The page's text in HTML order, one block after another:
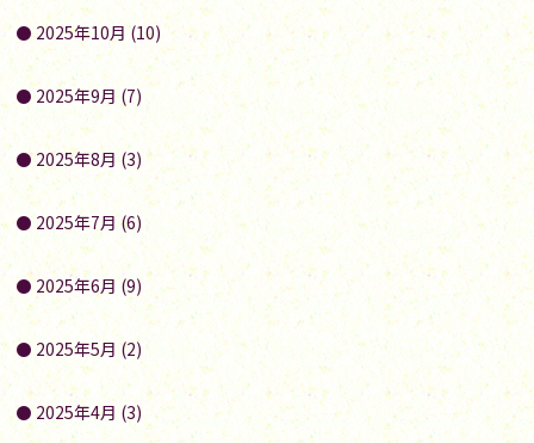
2025年10月 (10)
2025年9月 (7)
2025年8月 (3)
2025年7月 (6)
2025年6月 (9)
2025年5月 (2)
2025年4月 (3)